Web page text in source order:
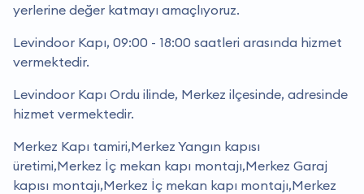
yerlerine değer katmayı amaçlıyoruz.
Levindoor Kapı, 09:00 - 18:00 saatleri arasında hizmet
vermektedir.
Levindoor Kapı Ordu ilinde, Merkez ilçesinde, adresinde
hizmet vermektedir.
Merkez Kapı tamiri,Merkez Yangın kapısı
üretimi,Merkez İç mekan kapı montajı,Merkez Garaj
kapısı montajı,Merkez İç mekan kapı montajı,Merkez